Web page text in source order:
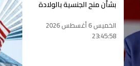
بشأن منح الجنسية بالولادة
الخميس 6 أغسطس 2026
23:45:58